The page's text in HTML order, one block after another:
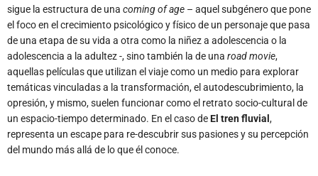
sigue la estructura de una coming of age – aquel subgénero que pone
el foco en el crecimiento psicológico y físico de un personaje que pasa
de una etapa de su vida a otra como la niñez a adolescencia o la
adolescencia a la adultez -, sino también la de una road movie,
aquellas películas que utilizan el viaje como un medio para explorar
temáticas vinculadas a la transformación, el autodescubrimiento, la
opresión, y mismo, suelen funcionar como el retrato socio-cultural de
un espacio-tiempo determinado. En el caso deEl tren fluvial ,
representa un escape para re-descubrir sus pasiones y su percepción
del mundo más allá de lo que él conoce.